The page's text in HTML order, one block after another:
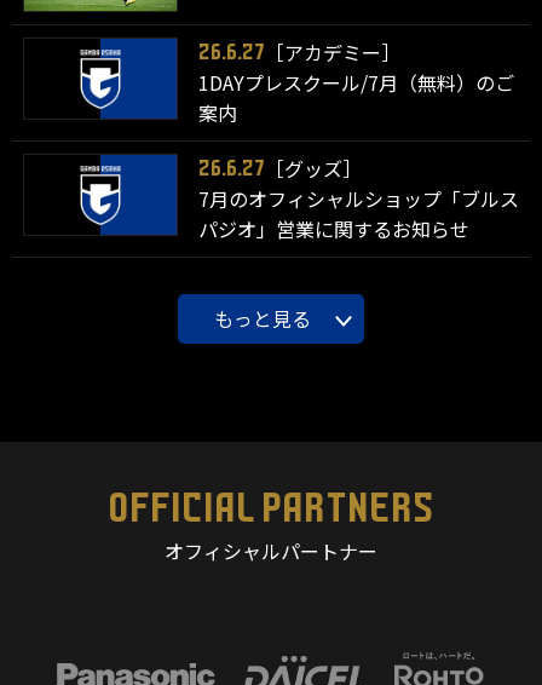
26.6.27
［アカデミー］
1DAYプレスクール/7月（無料）のご
案内
26.6.27
［グッズ］
7月のオフィシャルショップ「ブルス
パジオ」営業に関するお知らせ
もっと見る
OFFICIAL PARTNERS
オフィシャルパートナー